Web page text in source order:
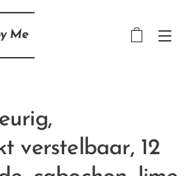
Me
verstelbaar, 12